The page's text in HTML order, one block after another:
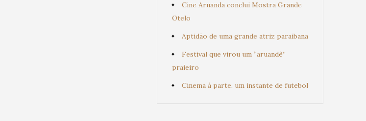
Cine Aruanda conclui Mostra Grande
Otelo
Aptidão de uma grande atriz paraibana
Festival que virou um “aruandê”
praieiro
Cinema à parte, um instante de futebol